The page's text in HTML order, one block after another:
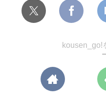
kousen_go!